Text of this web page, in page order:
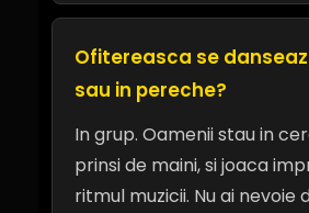
Ofitereasca se
sau in pereche?
In grup. Oamenii stau in
prinsi de maini, si joaca
ritmul muzicii. Nu ai nevoie